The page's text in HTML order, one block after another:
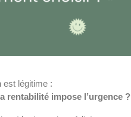
est légitime :
rentabilité impose l’urgence ?